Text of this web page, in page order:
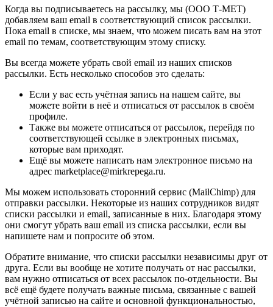
Когда вы подписываетесь на рассылку, мы (ООО Т-МЕТ)
добавляем ваш email в соответствующий список рассылки.
Пока email в списке, мы знаем, что можем писать вам на этот
email по темам, соответствующим этому списку.
Вы всегда можете убрать свой email из наших списков
рассылки. Есть несколько способов это сделать:
Если у вас есть учётная запись на нашем сайте, вы
можете войти в неё и отписаться от рассылок в своём
профиле.
Также вы можете отписаться от рассылок, перейдя по
соответствующей ссылке в электронных письмах,
которые вам приходят.
Ещё вы можете написать нам электронное письмо на
адрес marketplace@mirkrepega.ru.
Мы можем использовать сторонний сервис (MailChimp) для
отправки рассылки. Некоторые из наших сотрудников видят
списки рассылки и email, записанные в них. Благодаря этому
они смогут убрать ваш email из списка рассылки, если вы
напишете нам и попросите об этом.
Обратите внимание, что списки рассылки независимы друг от
друга. Если вы вообще не хотите получать от нас рассылки,
вам нужно отписаться от всех рассылок по-отдельности. Вы
всё ещё будете получать важные письма, связанные с вашей
учётной записью на сайте и основной функциональностью,